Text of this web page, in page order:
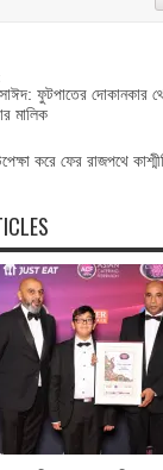
ফুটপাতের দোকানকার
মালিক
করে ফের রাজপথে